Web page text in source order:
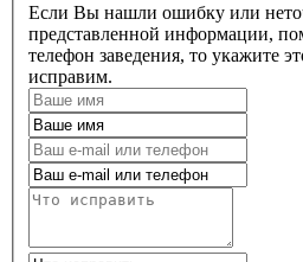
Если Вы нашли ошибку или
представленной информации,
телефон заведения, то укажите
исправим.